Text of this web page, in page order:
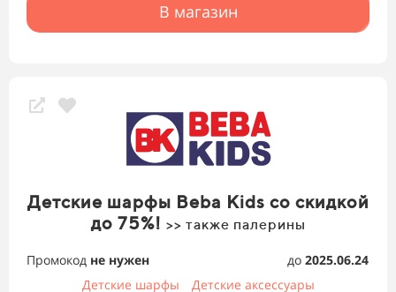
В магазин
Детские шарфы Beba Kids со скидкой
до 75%! >> также палерины
Промокод не нужен до 2025.06.24
Детские шарфы
Детские аксессуары